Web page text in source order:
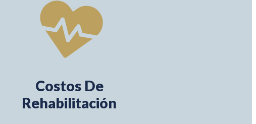
Costos De
Rehabilitación